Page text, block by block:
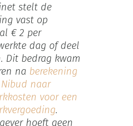
stelt de
vast op
€ 2 per
dag of deel
Dit bedrag kwam
na berekening
naar
voor een
.
hoeft geen